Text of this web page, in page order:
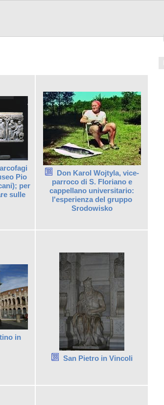
Pio
per
sulle
Don Karol Wojtyla, vice-
parroco di S. Floriano e
cappellano universitario:
l'esperienza del gruppo
Srodowisko
in
San Pietro in Vincoli